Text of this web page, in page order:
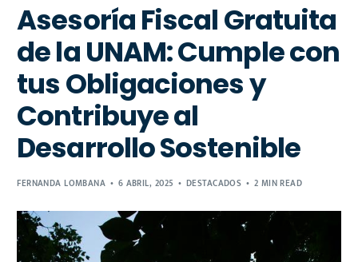
Asesoría Fiscal Gratuita
de la UNAM: Cumple con
tus Obligaciones y
Contribuye al
Desarrollo Sostenible
FERNANDA LOMBANA 6 ABRIL, 2025 DESTACADOS 2 MIN READ